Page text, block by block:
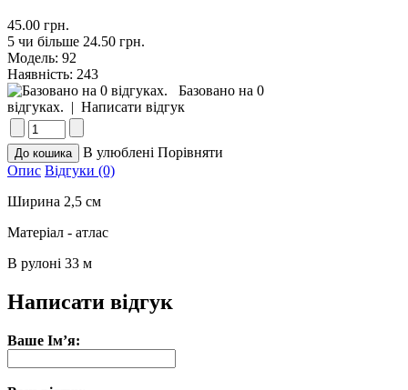
45.00 грн.
5 чи більше 24.50 грн.
Модель: 92
Наявність: 243
Базовано на 0
відгуках. | Написати відгук
В улюблені Порівняти
Опис Відгуки (0)
Ширина 2,5 см
Матеріал - атлас
В рулоні 33 м
Написати відгук
Ваше Ім’я: